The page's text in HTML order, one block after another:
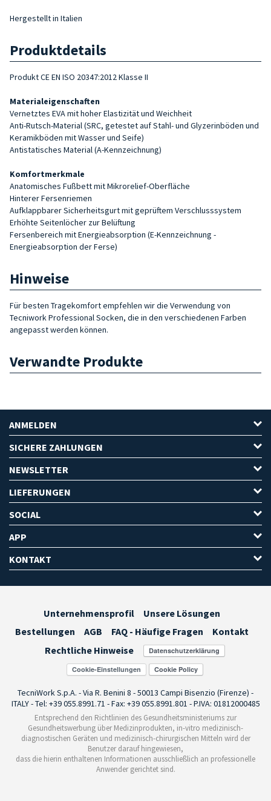
Hergestellt in Italien
Produktdetails
Produkt CE EN ISO 20347:2012 Klasse II
Materialeigenschaften
Vernetztes EVA mit hoher Elastizität und Weichheit
Anti-Rutsch-Material (SRC, getestet auf Stahl- und Glyzerinböden und
Keramikböden mit Wasser und Seife)
Antistatisches Material (A-Kennzeichnung)
Komfortmerkmale
Anatomisches Fußbett mit Mikrorelief-Oberfläche
Hinterer Fersenriemen
Aufklappbarer Sicherheitsgurt mit geprüftem Verschlusssystem
Erhöhte Seitenlöcher zur Belüftung
Fersenbereich mit Energieabsorption (E-Kennzeichnung -
Energieabsorption der Ferse)
Hinweise
Für besten Tragekomfort empfehlen wir die Verwendung von
Tecniwork Professional Socken, die in den verschiedenen Farben
angepasst werden können.
Verwandte Produkte
ANMELDEN
SICHERE ZAHLUNGEN
NEWSLETTER
LIEFERUNGEN
SOCIAL
APP
KONTAKT
Unternehmensprofil
Unsere Lösungen
Bestellungen
AGB FAQ - Häufige Fragen
Kontakt
Rechtliche Hinweise
Cookie-Einstellungen
TecniWork S.p.A. - Via R. Benini 8 - 50013 Campi Bisenzio (Firenze) -
ITALY - Tel: +39 055.8991.71 - Fax: +39 055.8991.801 - P.IVA: 01812000485
Entsprechend den Richtlinien des Gesundheitsministeriums zur
Gesundheitswerbung über Medizinprodukten, in-vitro medizinisch-
diagnostischen Geräten und medizinisch-chirurgischen Mitteln wird der
Benutzer darauf hingewiesen,
dass die hierin enthaltenen Informationen ausschließlich an professionelle
Anwender gerichtet sind.